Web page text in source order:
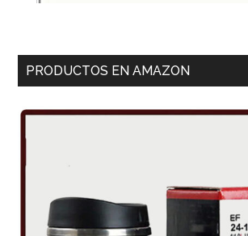
PRODUCTOS EN AMAZON